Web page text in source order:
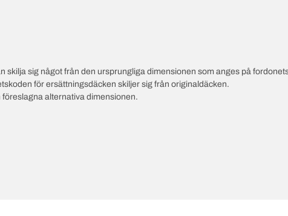
skilja sig något från den ursprungliga dimensionen som anges på
för ersättningsdäcken skiljer sig från originaldäcken.
alternativa dimensionen.